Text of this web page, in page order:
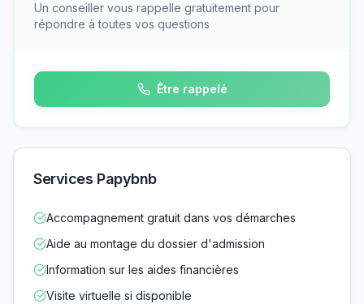
Un conseiller vous rappelle gratuitement pour
répondre à toutes vos questions
Être rappelé
Services Papybnb
Accompagnement gratuit dans vos démarches
Aide au montage du dossier d'admission
Information sur les aides financières
Visite virtuelle si disponible